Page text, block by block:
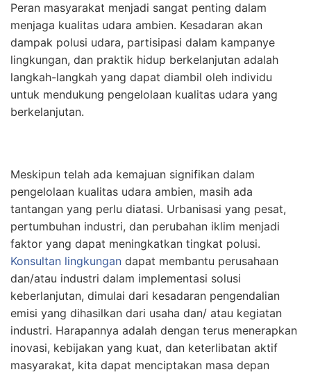
Peran masyarakat menjadi sangat penting dalam
menjaga kualitas udara ambien. Kesadaran akan
dampak polusi udara, partisipasi dalam kampanye
lingkungan, dan praktik hidup berkelanjutan adalah
langkah-langkah yang dapat diambil oleh individu
untuk mendukung pengelolaan kualitas udara yang
berkelanjutan.
Meskipun telah ada kemajuan signifikan dalam
pengelolaan kualitas udara ambien, masih ada
tantangan yang perlu diatasi. Urbanisasi yang pesat,
pertumbuhan industri, dan perubahan iklim menjadi
faktor yang dapat meningkatkan tingkat polusi.
Konsultan lingkungan dapat membantu perusahaan
dan/atau industri dalam implementasi solusi
keberlanjutan, dimulai dari kesadaran pengendalian
emisi yang dihasilkan dari usaha dan/ atau kegiatan
industri. Harapannya adalah dengan terus menerapkan
inovasi, kebijakan yang kuat, dan keterlibatan aktif
masyarakat, kita dapat menciptakan masa depan